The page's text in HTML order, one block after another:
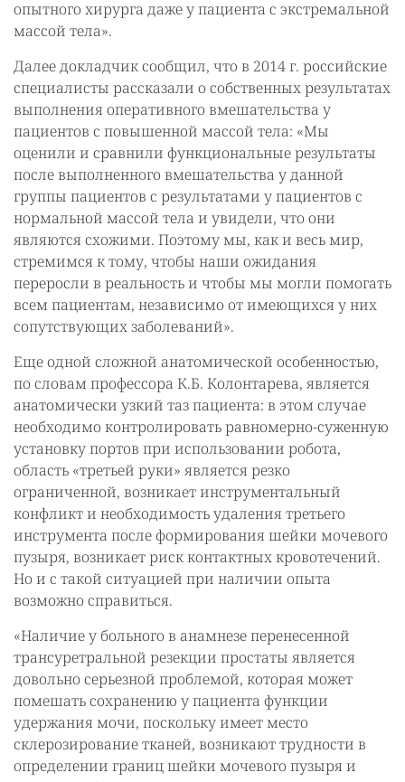
опытного хирурга даже у пациента с экстремальной
массой тела».
Далее докладчик сообщил, что в 2014 г. российские
специалисты рассказали о собственных результатах
выполнения оперативного вмешательства у
пациентов с повышенной массой тела: «Мы
оценили и сравнили функциональные результаты
после выполненного вмешательства у данной
группы пациентов с результатами у пациентов с
нормальной массой тела и увидели, что они
являются схожими. Поэтому мы, как и весь мир,
стремимся к тому, чтобы наши ожидания
переросли в реальность и чтобы мы могли помогать
всем пациентам, независимо от имеющихся у них
сопутствующих заболеваний».
Еще одной сложной анатомической особенностью,
по словам профессора К.Б. Колонтарева, является
анатомически узкий таз пациента: в этом случае
необходимо контролировать равномерно-суженную
установку портов при использовании робота,
область «третьей руки» является резко
ограниченной, возникает инструментальный
конфликт и необходимость удаления третьего
инструмента после формирования шейки мочевого
пузыря, возникает риск контактных кровотечений.
Но и с такой ситуацией при наличии опыта
возможно справиться.
«Наличие у больного в анамнезе перенесенной
трансуретральной резекции простаты является
довольно серьезной проблемой, которая может
помешать сохранению у пациента функции
удержания мочи, поскольку имеет место
склерозирование тканей, возникают трудности в
определении границ шейки мочевого пузыря и